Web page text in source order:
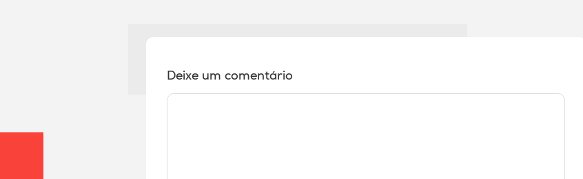
Deixe um comentário